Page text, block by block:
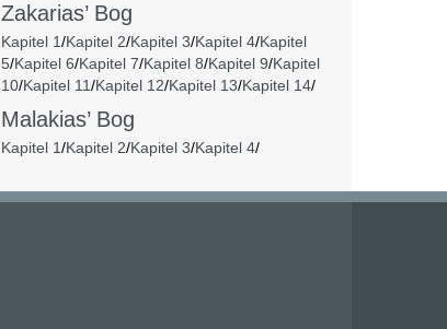
Zakarias’ Bog
Kapitel 1/Kapitel 2/Kapitel 3/Kapitel 4/Kapitel
5/Kapitel 6/Kapitel 7/Kapitel 8/Kapitel 9/Kapitel
10/Kapitel 11/Kapitel 12/Kapitel 13/Kapitel 14/
Malakias’ Bog
Kapitel 1/Kapitel 2/Kapitel 3/Kapitel 4/